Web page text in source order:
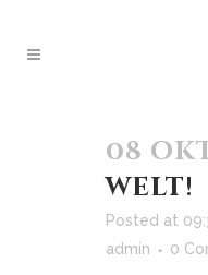
08
welt!
Posted at
admin
0